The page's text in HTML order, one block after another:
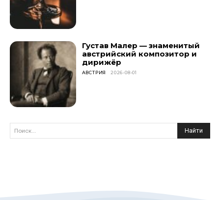
Густав Малер — знаменитый
австрийский композитор и
дирижёр
АВСТРИЯ 2026-08-01
Поиск... Найти